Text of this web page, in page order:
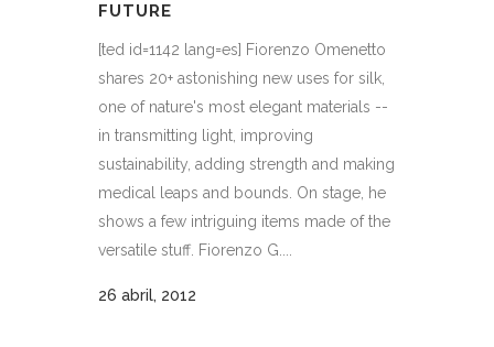
FUTURE
[ted id=1142 lang=es] Fiorenzo Omenetto
shares 20+ astonishing new uses for silk,
one of nature's most elegant materials --
in transmitting light, improving
sustainability, adding strength and making
medical leaps and bounds. On stage, he
shows a few intriguing items made of the
versatile stuff. Fiorenzo G....
26 abril, 2012